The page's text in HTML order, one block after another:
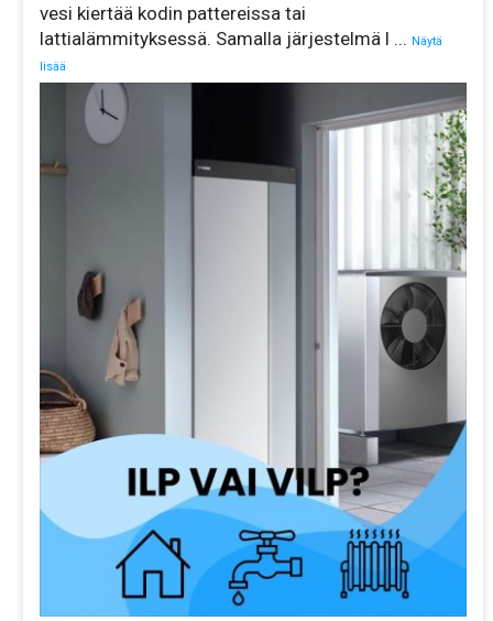
vesi kiertää kodin pattereissa tai
lattialämmityksessä. Samalla järjestelmä l ... Näytä
lisää